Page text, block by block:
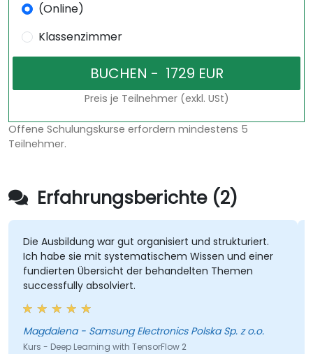
(Online)
Klassenzimmer
Preis je Teilnehmer (exkl. USt)
Offene Schulungskurse erfordern mindestens 5
Teilnehmer.
Erfahrungsberichte (2)
Die Ausbildung war gut organisiert und strukturiert.
Ich habe sie mit systematischem Wissen und einer
fundierten Übersicht der behandelten Themen
successfully absolviert.
Magdalena - Samsung Electronics Polska Sp. z o.o.
Kurs - Deep Learning with TensorFlow 2